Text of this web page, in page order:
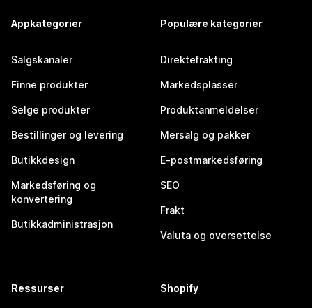
Appkategorier
Salgskanaler
Finne produkter
Selge produkter
Bestillinger og levering
Butikkdesign
Markedsføring og
konvertering
Butikkadministrasjon
Populære kategorier
Direktefrakting
Markedsplasser
Produktanmeldelser
Mersalg og pakker
E-postmarkedsføring
SEO
Frakt
Valuta og oversettelse
Ressurser Shopify